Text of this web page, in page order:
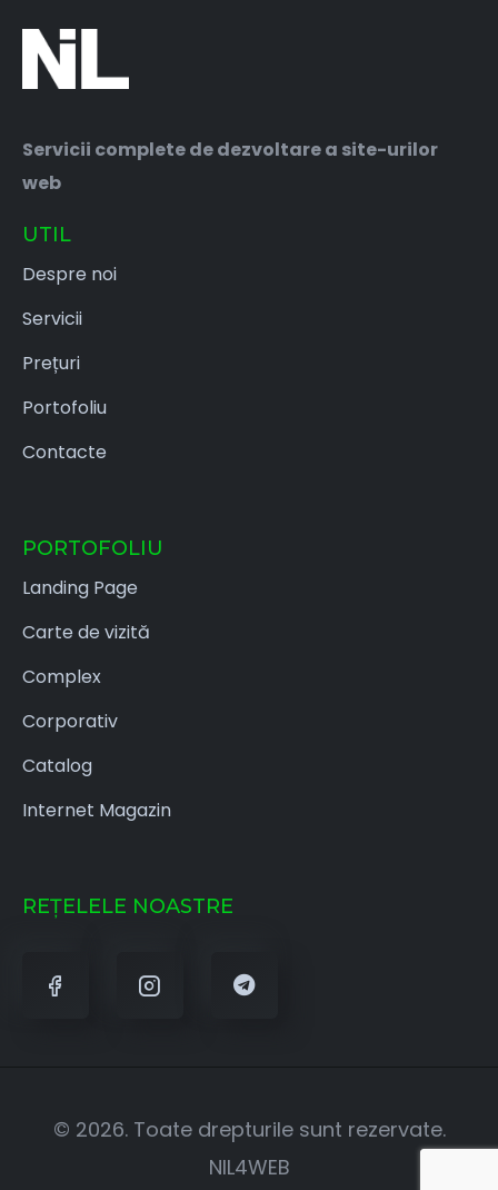
Servicii complete de dezvoltare a site-urilor
web
UTIL
Despre noi
Servicii
Prețuri
Portofoliu
Contacte
PORTOFOLIU
Landing Page
Carte de vizită
Complex
Corporativ
Catalog
Internet Magazin
REȚELELE NOASTRE
© 2026. Toate drepturile sunt rezervate.
NIL4WEB